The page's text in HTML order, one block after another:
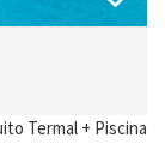
Termal + Piscina